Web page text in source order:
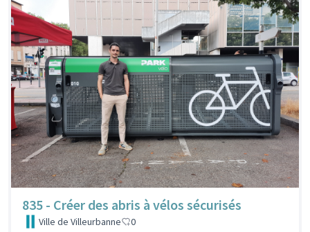
835 - Créer des abris à vélos sécurisés
Ville de Villeurbanne 0